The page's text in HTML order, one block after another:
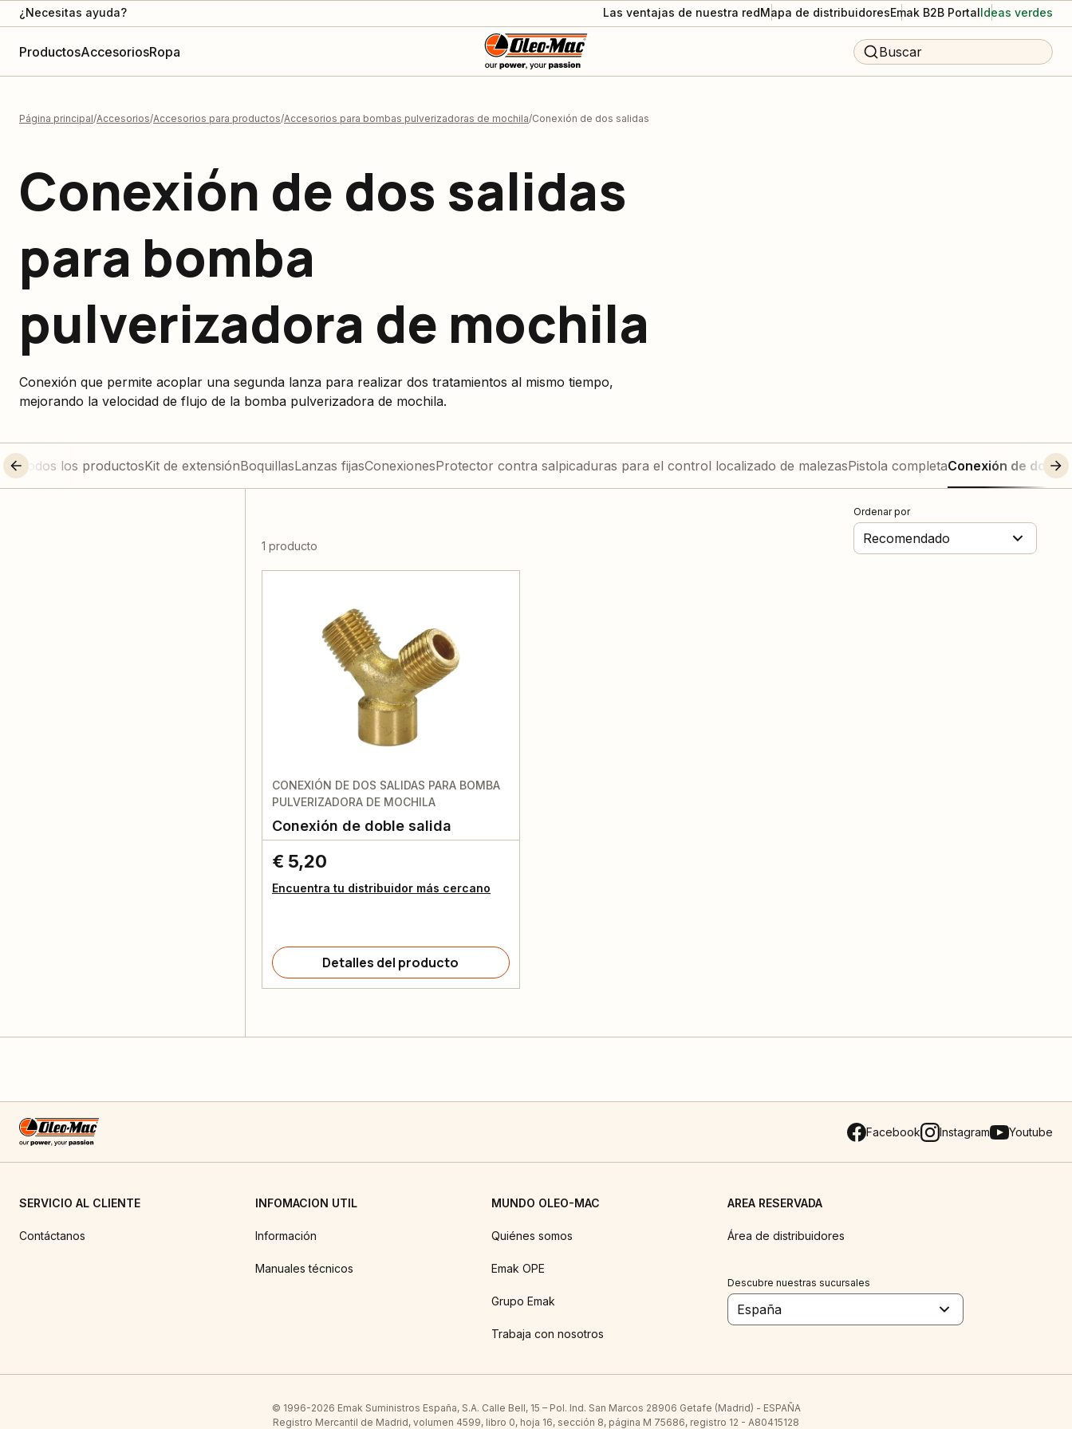
¿Necesitas ayuda? Las ventajas de nuestra redMapa de distribuidoresEmak B2B PortalIdeas verdes
ProductosAccesoriosRopa Buscar
Página principal Accesorios Accesorios para productos Accesorios para bombas pulverizadoras de mochila Conexión de dos salidas
Conexión de dos salidas
para bomba
pulverizadora de mochila
Conexión que permite acoplar una segunda lanza para realizar dos tratamientos al mismo tiempo,
mejorando la velocidad de flujo de la bomba pulverizadora de mochila.
Todos los productosKit de extensiónBoquillasLanzas fijasConexionesProtector contra salpicaduras para el control localizado de malezasPistola completaConexión de dos
1 producto
Ordenar por
Recomendado
CONEXIÓN DE DOS SALIDAS PARA BOMBA
PULVERIZADORA DE MOCHILA
Conexión de doble salida
€ 5,20
Encuentra tu distribuidor más cercano
Detalles del producto
Facebook Instagram Youtube
SERVICIO AL CLIENTE
Contáctanos
INFOMACION UTIL
Información
Manuales técnicos
MUNDO OLEO-MAC
Quiénes somos
Emak OPE
Grupo Emak
Trabaja con nosotros
AREA RESERVADA
Área de distribuidores
Descubre nuestras sucursales
España
© 1996-2026 Emak Suministros España, S.A. Calle Bell, 15 – Pol. Ind. San Marcos 28906 Getafe (Madrid) - ESPAÑA
Registro Mercantil de Madrid, volumen 4599, libro 0, hoja 16, sección 8, página M 75686, registro 12 - A80415128